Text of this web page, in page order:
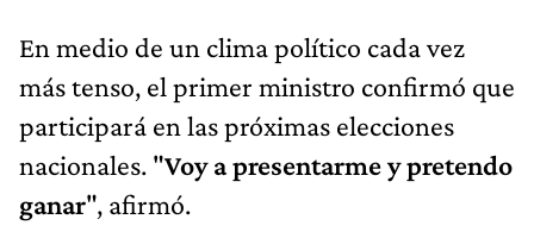
En medio de un clima político cada vez
más tenso, el primer ministro confirmó que
participará en las próximas elecciones
nacionales. "Voy a presentarme y pretendo
ganar", afirmó.